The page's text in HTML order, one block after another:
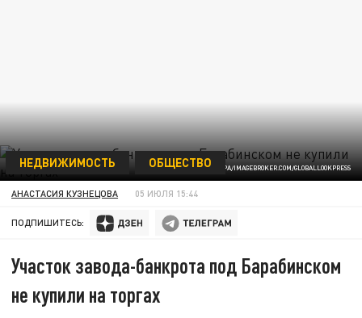
ФОТО: RALPH KERPA/IMAGEBROKER.COM/GLOBALLOOKPRESS
НЕДВИЖИМОСТЬ ОБЩЕСТВО
АНАСТАСИЯ КУЗНЕЦОВА 05 ИЮЛЯ 15:44
ПОДПИШИТЕСЬ:
Участок завода-банкрота под Барабинском
не купили на торгах